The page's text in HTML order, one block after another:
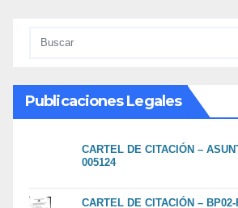
Publicaciones Legales
CARTEL DE CITACIÓN –
005124
CARTEL DE CITACIÓN – BP02-